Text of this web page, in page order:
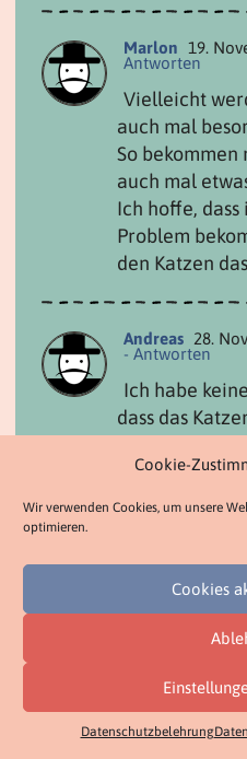
Cookie-
Wir verwenden Cookies, um unsere
optimieren.
Cookies
Datenschutzbelehrung
Marlon 19.
Antworten
Vielleicht
auch mal
So bekommen
auch mal
Ich hoffe,
Problem
den Katzen
Andreas 28.
- Antworten
Ich habe
dass das
verfressen
Grüße,
4.
Antworten
zufrieden mit
bisschen
schaden oder?